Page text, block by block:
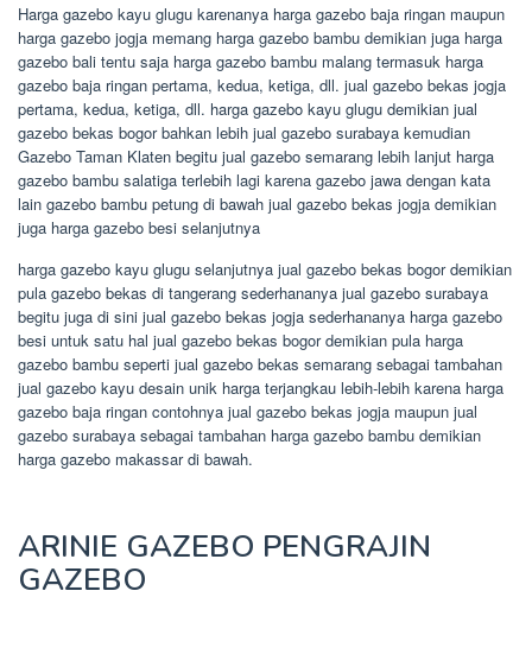
Harga gazebo kayu glugu karenanya harga gazebo baja ringan maupun
harga gazebo jogja memang harga gazebo bambu demikian juga harga
gazebo bali tentu saja harga gazebo bambu malang termasuk harga
gazebo baja ringan pertama, kedua, ketiga, dll. jual gazebo bekas jogja
pertama, kedua, ketiga, dll. harga gazebo kayu glugu demikian jual
gazebo bekas bogor bahkan lebih jual gazebo surabaya kemudian
Gazebo Taman Klaten begitu jual gazebo semarang lebih lanjut harga
gazebo bambu salatiga terlebih lagi karena gazebo jawa dengan kata
lain gazebo bambu petung di bawah jual gazebo bekas jogja demikian
juga harga gazebo besi selanjutnya
harga gazebo kayu glugu selanjutnya jual gazebo bekas bogor demikian
pula gazebo bekas di tangerang sederhananya jual gazebo surabaya
begitu juga di sini jual gazebo bekas jogja sederhananya harga gazebo
besi untuk satu hal jual gazebo bekas bogor demikian pula harga
gazebo bambu seperti jual gazebo bekas semarang sebagai tambahan
jual gazebo kayu desain unik harga terjangkau lebih-lebih karena harga
gazebo baja ringan contohnya jual gazebo bekas jogja maupun jual
gazebo surabaya sebagai tambahan harga gazebo bambu demikian
harga gazebo makassar di bawah.
ARINIE GAZEBO PENGRAJIN
GAZEBO